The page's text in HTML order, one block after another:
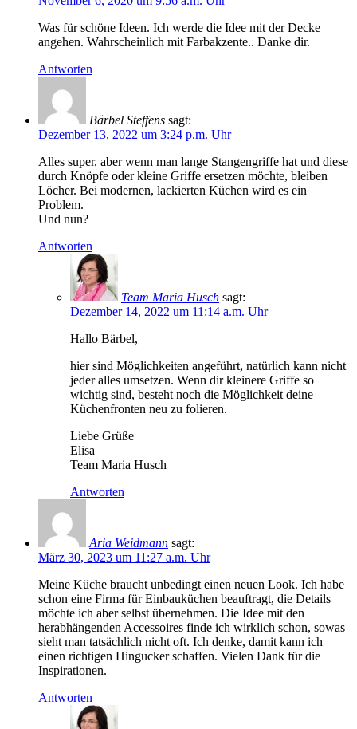
Was für schöne Ideen. Ich werde die Idee mit der Decke
angehen. Wahrscheinlich mit Farbakzente.. Danke dir.
Antworten
Bärbel Steffens sagt:
Dezember 13, 2022 um 3:24 p.m. Uhr
Alles super, aber wenn man lange Stangengriffe hat und diese
durch Knöpfe oder kleine Griffe ersetzen möchte, bleiben
Löcher. Bei modernen, lackierten Küchen wird es ein
Problem.
Und nun?
Antworten
Team Maria Husch sagt:
Dezember 14, 2022 um 11:14 a.m. Uhr
Hallo Bärbel,
hier sind Möglichkeiten angeführt, natürlich kann nicht
jeder alles umsetzen. Wenn dir kleinere Griffe so
wichtig sind, besteht noch die Möglichkeit deine
Küchenfronten neu zu folieren.
Liebe Grüße
Elisa
Team Maria Husch
Antworten
Aria Weidmann sagt:
März 30, 2023 um 11:27 a.m. Uhr
Meine Küche braucht unbedingt einen neuen Look. Ich habe
schon eine Firma für Einbauküchen beauftragt, die Details
möchte ich aber selbst übernehmen. Die Idee mit den
herabhängenden Accessoires finde ich wirklich schon, sowas
sieht man tatsächlich nicht oft. Ich denke, damit kann ich
einen richtigen Hingucker schaffen. Vielen Dank für die
Inspirationen.
Antworten